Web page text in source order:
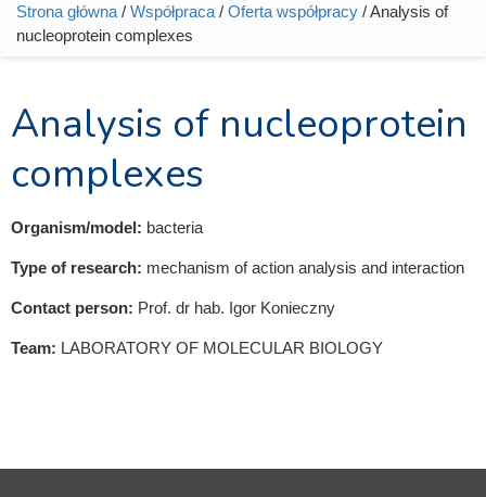
Jesteś tutaj
Strona główna / Współpraca / Oferta współpracy / Analysis of
nucleoprotein complexes
Analysis of nucleoprotein
complexes
Organism/model: bacteria
Type of research: mechanism of action analysis and interaction
Contact person: Prof. dr hab. Igor Konieczny
Team: LABORATORY OF MOLECULAR BIOLOGY